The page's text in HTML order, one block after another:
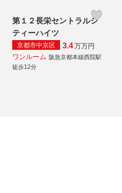
第１２長栄セントラルシ
ティーハイツ
京都市中京区 3.4万万円
ワンルーム 阪急京都本線西院駅
徒歩12分